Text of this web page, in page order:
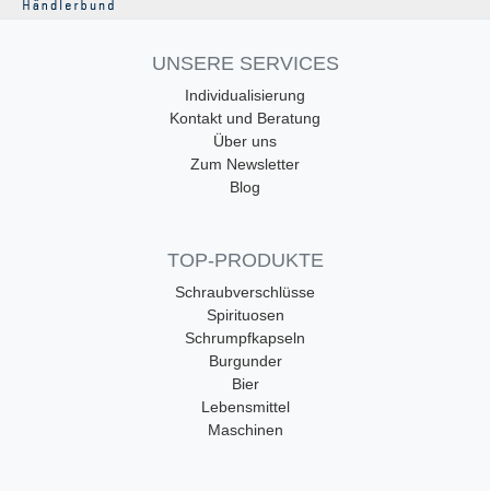
UNSERE SERVICES
Individualisierung
Kontakt und Beratung
Über uns
Zum Newsletter
Blog
TOP-PRODUKTE
Schraubverschlüsse
Spirituosen
Schrumpfkapseln
Burgunder
Bier
Lebensmittel
Maschinen